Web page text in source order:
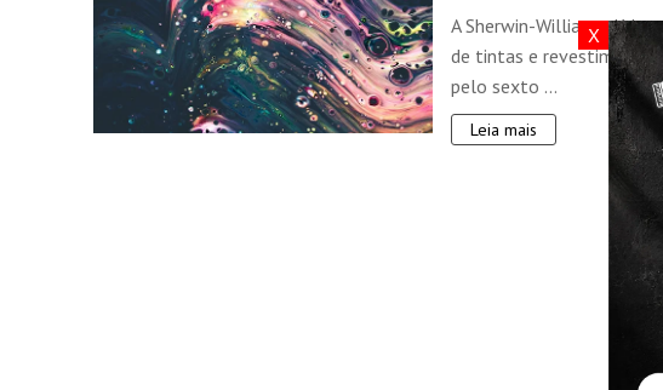
A Sherwin-Williams, líder
de tintas e
pelo sexto ...
Leia mais
X